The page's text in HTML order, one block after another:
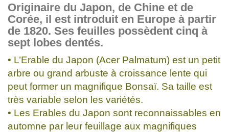
Originaire du Japon, de Chine et de
Corée, il est introduit en Europe à partir
de 1820. Ses feuilles possèdent cinq à
sept lobes dentés.
• L’Erable du Japon (Acer Palmatum) est un petit
arbre ou grand arbuste à croissance lente qui
peut former un magnifique Bonsaï. Sa taille est
très variable selon les variétés.
• Les Erables du Japon sont reconnaissables en
automne par leur feuillage aux magnifiques